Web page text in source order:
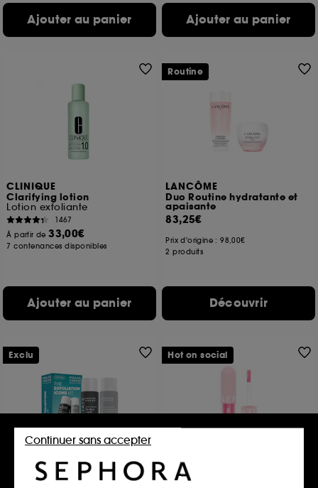
Ajouter au panier Ajouter au panier
CLINIQUE
Clarifying lotion
Lotion exfoliante
1467
À partir de33,00€
7 contenances disponibles
Ajouter au panier
LANCÔME
Duo Routine hydratante et
apaisante
83,25€
Prix d'origine :98,00€
2 produits
Découvrir
Routine
PAULA'S CHOICE
Multi-Level Exfoliation Trial
Exclu
SEPHORA COLLECTION
OIL INFUSION
Hot on social
Continuer sans accepter